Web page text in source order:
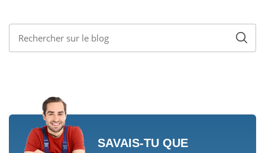
SAVAIS-TU QUE